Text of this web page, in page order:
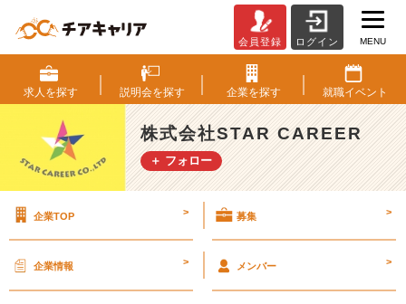
ん
な
の
憧
れ
チ
ー
☆
会員登録 ログイン MENU
求人を探す 説明会を探す 企業を探す 就職イベント
株式会社STAR CAREER
＋ フォロー
企業TOP > 募集 >
企業情報 > メンバー >